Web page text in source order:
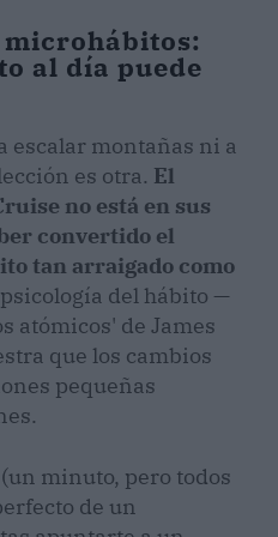
al día puede
escalar montañas ni a
es otra. El
no está en sus
convertido el
tan arraigado como
del hábito —
atómicos' de James
que los cambios
pequeñas
minuto, pero todos
de un